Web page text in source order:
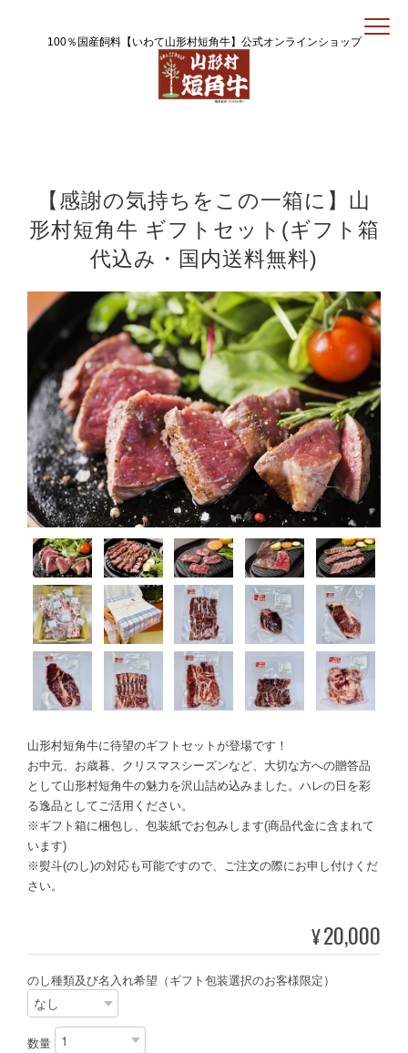
100％国産飼料【いわて山形村短角牛】公式オンラインショップ
【感謝の気持ちをこの一箱に】山
形村短角牛 ギフトセット(ギフト箱
代込み・国内送料無料)
山形村短角牛に待望のギフトセットが登場です！
お中元、お歳暮、クリスマスシーズンなど、大切な方への贈答品
として山形村短角牛の魅力を沢山詰め込みました。ハレの日を彩
る逸品としてご活用ください。
※ギフト箱に梱包し、包装紙でお包みします(商品代金に含まれて
います)
※熨斗(のし)の対応も可能ですので、ご注文の際にお申し付けくだ
さい。
¥20,000
のし種類及び名入れ希望（ギフト包装選択のお客様限定）
数量